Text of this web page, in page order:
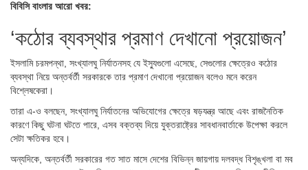
বিবিসি বাংলার আরো খবর:
‘কঠোর ব্যবস্থার প্রমাণ দেখানো প্রয়োজন’
ইসলামি চরমপন্থা, সংখ্যালঘু নির্যাতনসহ যে ইস্যুগুলো এসেছে, সেগুলোর ক্ষেত্রেও কঠোর
ব্যবস্থা নিয়ে অন্তর্বর্তী সরকারকে তার প্রমাণ দেখানো প্রয়োজন বলেও মনে করেন
বিশ্লেষকেরা।
তারা এ-ও বলছেন, সংখ্যালঘু নির্যাতনের অভিযোগের ক্ষেত্রে ষড়যন্ত্র আছে এবং রাজনৈতিক
কারণে কিছু ঘটনা ঘটতে পারে, এসব বক্তব্য দিয়ে যুক্তরাষ্ট্রের সাবধানবার্তাকে উপেক্ষা করলে
সেটা ক্ষতিকর হবে।
অন্যদিকে, অন্তর্বর্তী সরকারের গত সাত মাসে দেশের বিভিন্ন জায়গায় দলবদ্ধ বিশৃঙ্খলা বা মব